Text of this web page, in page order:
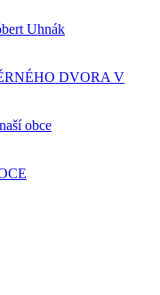
Uhnák
DVORA V
obce